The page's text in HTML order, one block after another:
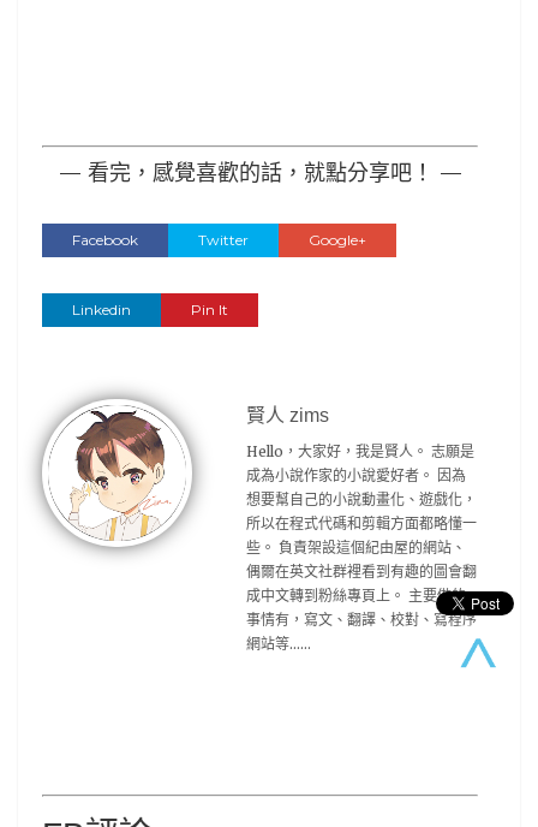
— 看完，感覺喜歡的話，就點分享吧！ —
Facebook Twitter Google+
Linkedin Pin It
賢人 zims
Hello，大家好，我是賢人。 志願是
成為小說作家的小說愛好者。 因為
想要幫自己的小說動畫化、遊戲化，
所以在程式代碼和剪輯方面都略懂一
些。 負責架設這個紀由屋的網站、
偶爾在英文社群裡看到有趣的圖會翻
成中文轉到粉絲專頁上。 主要做的
事情有，寫文、翻譯、校對、寫程序
網站等……